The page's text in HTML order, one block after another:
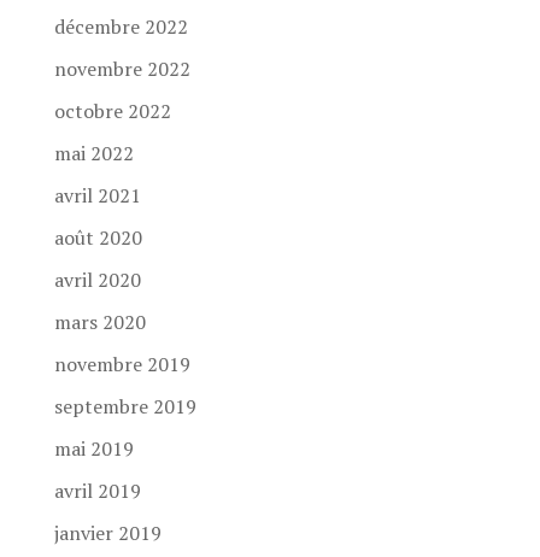
décembre 2022
novembre 2022
octobre 2022
mai 2022
avril 2021
août 2020
avril 2020
mars 2020
novembre 2019
septembre 2019
mai 2019
avril 2019
janvier 2019